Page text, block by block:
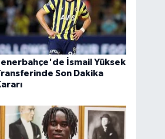
İsmail Yüksek
Son Dakika